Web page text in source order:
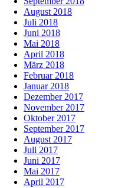
August 2018
Juli 2018
Juni 2018
Mai 2018
April 2018
März 2018
Februar 2018
Januar 2018
Dezember 2017
November 2017
Oktober 2017
September 2017
August 2017
Juli 2017
Juni 2017
Mai 2017
April 2017